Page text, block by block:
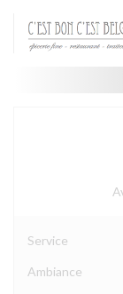
Personalizing your
Service
Ambiance